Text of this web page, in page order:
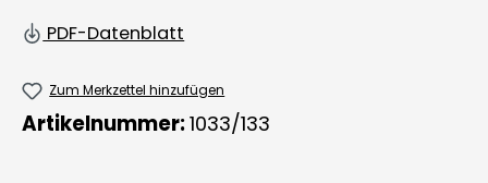
PDF-Datenblatt
Zum Merkzettel hinzufügen
Artikelnummer:1033/133